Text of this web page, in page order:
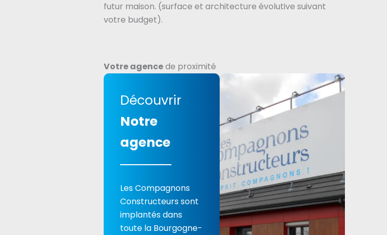
futur maison. (surface et architecture évolutive suivant
votre budget).
Votre agencede proximité
Découvrir
Notre
agence
Les Compagnons
Constructeurs sont
implantés dans
toute la Bourgogne-